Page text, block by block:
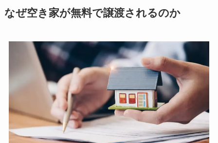
なぜ空き家が無料で譲渡されるのか